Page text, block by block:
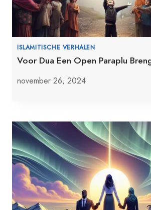
ISLAMITISCHE VERHALEN
Voor Dua Een Open Paraplu
november 26, 2024